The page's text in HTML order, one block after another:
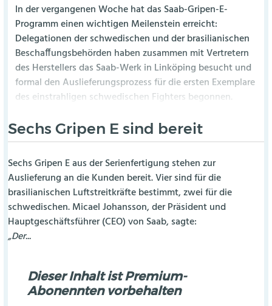
In der vergangenen Woche hat das Saab-Gripen-E-
Programm einen wichtigen Meilenstein erreicht:
Delegationen der schwedischen und der brasilianischen
Beschaffungsbehörden haben zusammen mit Vertretern
des Herstellers das Saab-Werk in Linköping besucht und
formal den Auslieferungsprozess für die ersten Exemplare
des einstrahligen schwedischen Fighters begonnen.
Sechs Gripen E sind bereit
Sechs Gripen E aus der Serienfertigung stehen zur
Auslieferung an die Kunden bereit. Vier sind für die
brasilianischen Luftstreitkräfte bestimmt, zwei für die
schwedischen. Micael Johansson, der Präsident und
Hauptgeschäftsführer (CEO) von Saab, sagte:
„Der...
Dieser Inhalt ist Premium-
Abonennten vorbehalten